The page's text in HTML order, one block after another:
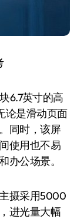
6.7英寸的高
论是滑动页面
同时，该屏
使用也不易
办公场景。
摄采用5000
进光量大幅